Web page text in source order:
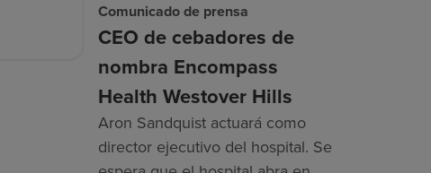
Comunicado de prensa
CEO de cebadores de
nombra Encompass
Health Westover Hills
Aron Sandquist actuará como
director ejecutivo del hospital. Se